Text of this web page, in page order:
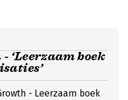
‘Leerzaam boek
- Leerzaam boek